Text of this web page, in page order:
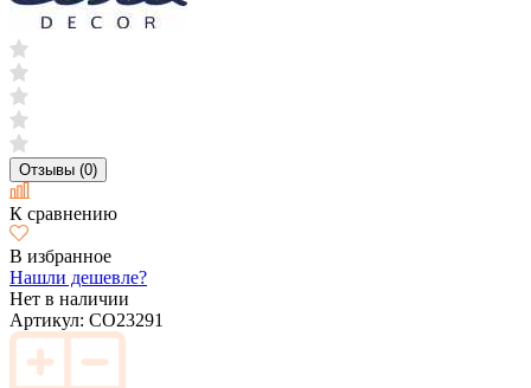
Отзывы (0)
К сравнению
В избранное
Нашли дешевле?
Нет в наличии
Артикул: CO23291